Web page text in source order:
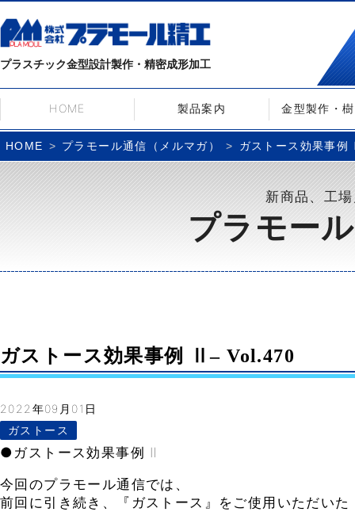
プラスチック金型設計製作・精密成形加工
HOME 製品案内 金型製作・
HOME プラモール通信（メルマガ） ガストース効果事
新商品、工
プラモー
ガストース効果事例 Ⅱ– Vol.470
2022年09月01日
ガストース
●ガストース効果事例 Ⅱ
今回のプラモール通信では、
前回に引き続き、『ガストース』をご使用いただいた